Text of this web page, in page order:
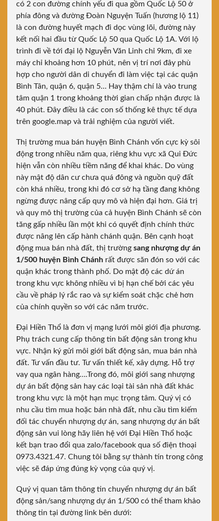
có 2 con đường chính yếu đi qua gồm Quốc Lộ 50 ở
phía đông và đường Đoàn Nguyện Tuấn (hương lộ 11)
là con đường huyết mạch đi dọc vùng lõi, đường này
kết nối hai đầu từ Quốc Lộ 50 qua Quốc Lộ 1A. Với lộ
trình đi về tới đại lộ Nguyễn Văn Linh chỉ 9km, đi xe
máy chỉ khoảng hơn 10 phút, nên vị trí nơi đây phù
hợp cho người dân di chuyển đi làm việc tại các quận
Bình Tân, quận 6, quận 5… Hay thậm chí là vào trung
tâm quận 1 trong khoảng thời gian chấp nhận được là
40 phút. Đây điều là các con số thống kê thực tế dựa
trên google.map và trải nghiệm của người viết.
Thị trường mua bán huyện Bình Chánh vốn cực kỳ sôi
động trong nhiều năm qua, riêng khu vực xã Qui Đức
hiện vẫn còn nhiều tiềm năng để khai khác. Do vùng
này mật độ dân cư chưa quá đông và nguồn quỹ đất
còn khá nhiều, trong khi đó cơ sở hạ tầng đang không
ngừng được nâng cấp quy mô và hiện đại hơn. Giá trị
và quy mô thị trường của cả huyện Bình Chánh sẽ còn
tăng gấp nhiều lần một khi có quyết định chính thức
được nâng lên cấp hành chánh quận. Bên cạnh hoạt
động mua bán nhà đất, thị trường sang nhượng dự án
1/500 huyện Bình Chánh rất được săn đón so với các
quận khác trong thành phố. Do mật độ các dứ án
trong khu vực không nhiều vì bị hạn chế bởi các yêu
cầu về pháp lý rắc rao và sự kiểm soát chặc chẻ hơn
của chính quyền so với các năm trước.
Đại Hiền Thổ là đơn vị mạng lưới môi giới địa phương.
Phụ trách cung cấp thông tin bất động sản trong khu
vực. Nhận ký gửi môi giới bất động sản, mua bán nhà
đất. Tư vấn đầu tư. Tư vấn thiết kế, xây dựng. Hỗ trợ
vay qua ngân hàng….Trong đó, môi giới sang nhượng
dự án bất động sản hay các loại tài sản nhà đất khác
trong khu vực là một hạn mục trọng tâm. Quý vị có
nhu cầu tìm mua hoặc bán nhà đất, nhu cầu tìm kiếm
đối tác chuyển nhượng dự án, sang nhượng dự án bất
động sản vui lòng hãy liên hệ với Đại Hiền Thổ hoặc
kết bạn trao đổi qua zalo/facebook qua số điện thoại
0973.4321.47. Chung tôi bằng sự thành tín trong công
việc sẽ đáp ứng đúng kỳ vọng của quý vị.
Quý vị quan tâm thông tin chuyển nhượng dự án bất
động sản/sang nhượng dự án 1/500 có thể tham khảo
thông tin tại đường link bên dưới: